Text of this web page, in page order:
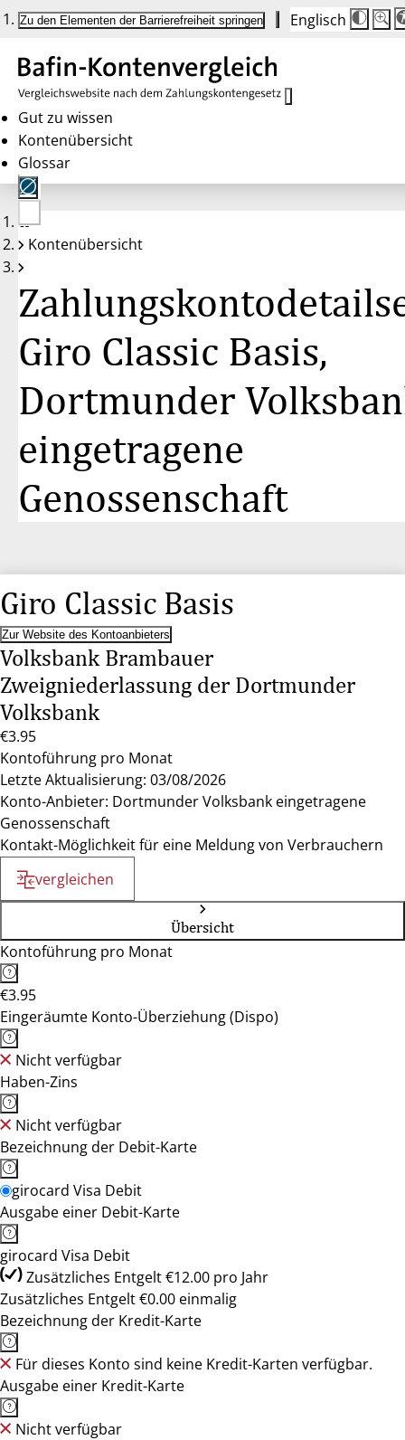
Zu den Elementen der Barrierefreiheit springen Englisch
Die
auf
100%
100%
Gut zu wissen
Kontenübersicht
Glossar
Keine
Konten
Kontenübersicht
Giro Classic Basis,
Dortmunder
eingetragene
Genossenschaft
Giro Classic Basis
Zur Website des Kontoanbieters
Volksbank Brambauer
Zweigniederlassung der Dortmunder
Volksbank
€3.95
Kontoführung pro Monat
Letzte Aktualisierung: 03/08/2026
Konto-Anbieter: Dortmunder Volksbank eingetragene
Genossenschaft
Kontakt-Möglichkeit für eine Meldung von Verbrauchern
vergleichen
Übersicht
Kontoführung pro Monat
€3.95
Eingeräumte Konto-Überziehung (Dispo)
Nicht verfügbar
Haben-Zins
Nicht verfügbar
Bezeichnung der Debit-Karte
girocard Visa Debit
Ausgabe einer Debit-Karte
girocard Visa Debit
Zusätzliches Entgelt €12.00 pro Jahr
Zusätzliches Entgelt €0.00 einmalig
Bezeichnung der Kredit-Karte
Für dieses Konto sind keine Kredit-Karten verfügbar.
Ausgabe einer Kredit-Karte
Nicht verfügbar